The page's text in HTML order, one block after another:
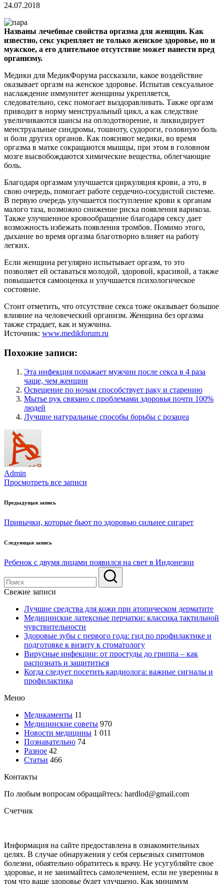
24.07.2018
Названы лечебные свойства оргазма для женщин. Как
известно, секс укрепляет не только женское здоровье, но и
мужское, а его длительное отсутствие может нанести вред
организму.
Медики для МедикФорума рассказали, какое воздействие
оказывает оргазм на женское здоровье. Испытав сексуальное
наслаждение иммунитет женщины укрепляется,
следовательно, секс помогает выздоравливать. Также оргазм
приводит в норму менструальный цикл, а как следствие
увеличиваются шансы на оплодотворение, и ликвидирует
менструальные синдромы, тошноту, судороги, головную боль
и боли других органов. Как поясняют медики, во время
оргазма в матке сокращаются мышцы, при этом в головном
мозге высвобождаются химические вещества, облегчающие
боль.
Благодаря оргазмам улучшается циркуляция крови, а это, в
свою очередь, помогает работе сердечно-сосудистой системе.
В первую очередь улучшается поступление крови к органам
малого таза, возможно снижение риска появления варикоза.
Также улучшенное кровообращение благодаря сексу дает
возможность избежать появления тромбов. Помимо этого,
дыхание во время оргазма благотворно влияет на работу
легких.
Если женщина регулярно испытывает оргазм, то это
позволяет ей оставаться молодой, здоровой, красивой, а также
повышается самооценка и улучшается психологическое
состояние.
Стоит отметить, что отсутствие секса тоже оказывает большое
влияние на человеческий организм. Женщина без оргазма
также страдает, как и мужчина.
Источник: www.medikforum.ru
Похожие записи:
Эта инфекция поражает мужчин после секса в 4 раза
чаще, чем женщин
Освещение по ночам способствует раку и старению
Мытье рук связано с проблемами здоровья почти 100%
людей
Лучшие натуральные способы борьбы с розацеа
Admin
Просмотреть все записи
Навигация
по
Предыдущая запись
Привычки, которые бьют по здоровью сильнее сигарет
Следующая запись
Ребенок с двумя лицами появился на свет в Индонезии
Свежие записи
Лучшие средства для кожи при атопическом дерматите
Медицинские латексные перчатки: классика тактильной
чувствительности
Здоровые зубы с первого года: гид по профилактике и
подготовке к визиту к стоматологу
Вирусные инфекции: от простуды до гриппа – как
распознать и защититься
Когда следует посетить кардиолога: важные сигналы и
профилактика
Меню
Медикаменты 11
Медицинские советы 970
Новости медицины 1 011
Познавательно 74
Разное 42
Статьи 466
Контакты
По любым вопросам обращайтесь: hardlod@gmail.com
Счетчик
Информация на сайте предоставлена в ознакомительных
целях. В случае обнаружения у себя серьезных симптомов
болезни, обаятельно обратитесь к врачу. Не усугубляйте свое
здоровье, и не занимайтесь самолечением, если не уверенны в
том что ваше здоровье будет улучшено. Как минимум